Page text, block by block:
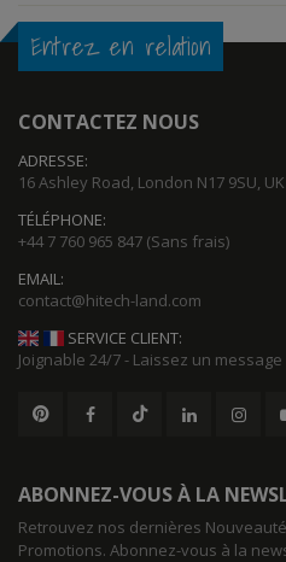
Entrez en relation
CONTACTEZ NOUS
ADRESSE:
16 Ashley Road, London N17 9SU, UK
TÉLÉPHONE:
+44 7 760 965 847 (Sans frais)
EMAIL:
SERVICE CLIENT:
Joignable 24/7 - Laissez un message
ABONNEZ-VOUS À LA
Retrouvez nos dernières
Promotions. Abonnez-vous à la